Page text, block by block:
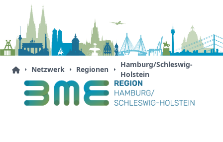
Netzwerk Regionen
Hamburg/Schleswig-
Holstein